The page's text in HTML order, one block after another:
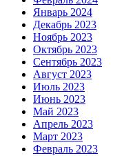
Январь 2024
Декабрь 2023
Ноябрь 2023
Октябрь 2023
Сентябрь 2023
Август 2023
Июль 2023
Июнь 2023
Май 2023
Апрель 2023
Март 2023
Февраль 2023